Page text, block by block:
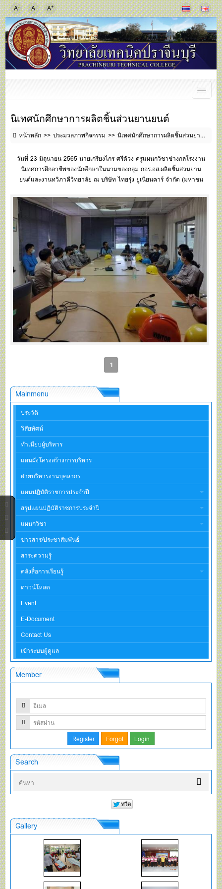
A- A A+
นิเทศนักศึกษาการผลิตชิ้นส่วนยานยนต์
หน้าหลัก ประมวลภาพกิจกรรม นิเทศนักศึกษาการผลิตชิ้นส่วนยานยนต์
วันที่ 23 มิถุนายน 2565 นายเกรียงไกร ศรีด้วง ครูแผนกวิชาช่างกลโรงงาน
นิเทศการฝึกอาชีพของนักศึกษาในนามของกลุ่ม กอร.อส.ผลิตชิ้นส่วนยาน
ยนต์และงานทวิภาคีวิทยาลัย ณ บริษัท ไทยรุ่ง ยูเนี่ยนคาร์ จำกัด (มหาชน
1
Mainmenu
ประวัติ
วิสัยทัศน์
ทำเนียบผู้บริหาร
แผนผังโครงสร้างการบริหาร
ฝ่ายบริหารงานบุคลากร
แผนปฏิบัติราชการประจำปี
สรุปแผนปฏิบัติราชการประจำปี
แผนกวิชา
ข่าวสาร/ประชาสัมพันธ์
สาระความรู้
คลังสื่อการเรียนรู้
ดาวน์โหลด
Event
E-Document
Contact Us
เข้าระบบผู้ดูแล
Member
Search
Gallery